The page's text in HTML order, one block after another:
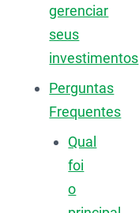
gerenciar
seus
investimentos
Perguntas
Frequentes
Qual
foi
o